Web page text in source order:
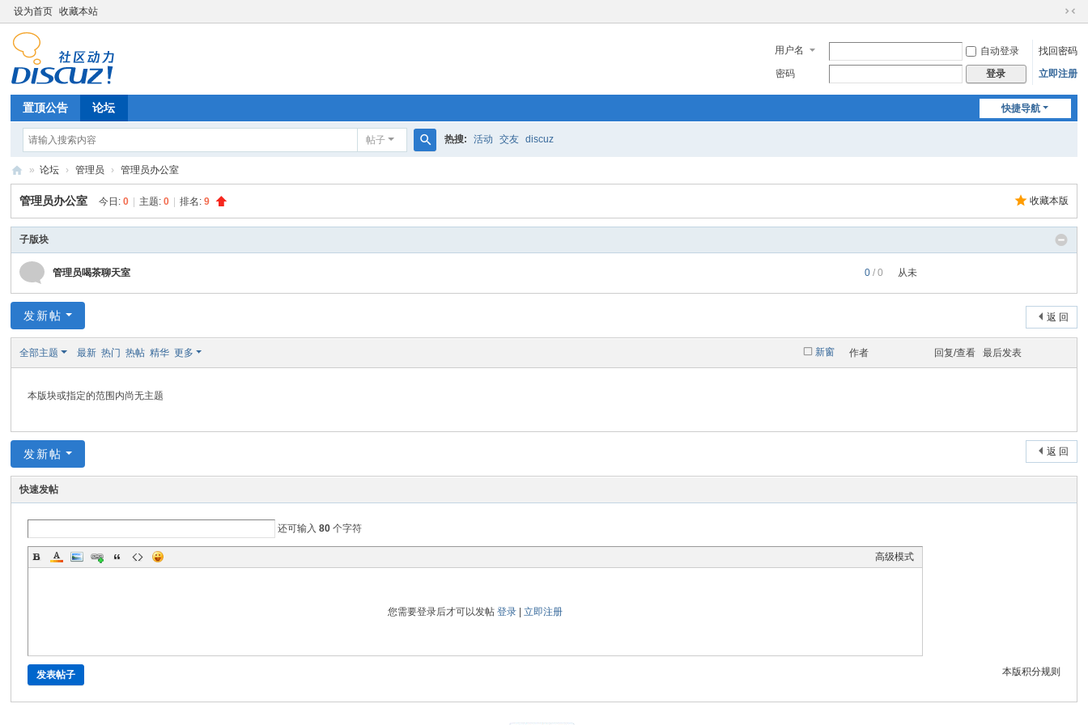
设为首页 收藏本站
切
到
窄
用户名 自动登录
找回密码
密码
登录 立即注册
快捷导航
置顶公告 论坛
帖子
索
热搜: 活动 交友 discuz
北
极
光
论
» 论坛 › 管理员 › 管理员办公室
收藏本版
管理员办公室 今日:0 主题:0 排名:9
子版块
管理员喝茶聊天室 0 / 0 从未
返 回
发新帖
新窗
全部主题 最新 热门 热帖 精华 更多 作者 回复/查看 最后发表
本版块或指定的范围内尚无主题
返 回
发新帖
快速发帖
还可输入80 个字符
高级模式
您需要登录后才可以发帖 登录| 立即注册
本版积分规则
发表帖子